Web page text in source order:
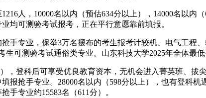
人，10000名以内（预估634分以上），14000名以内
均可测验考试报考，正在平行意愿靠前填报。
专业，保举3万名摆布的考生报考计较机、电气工程
可测验考试通俗类专业。山东科技大学2025年全体最低
登科后可享受优良教育资本，无机会进入菁英班、拔
报抢手专业。28000名以内（598分以上），也有登科
手专业约15583名（611分）。